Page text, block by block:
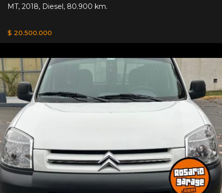
MT, 2018, Diesel, 80.900 km.
$ 20.500.000